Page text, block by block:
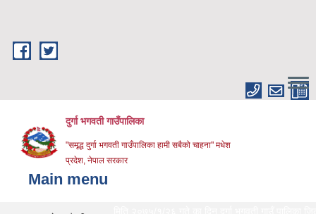
दुर्गा भगवती गाउँपालिका
"समृद्ध दुर्गा भगवती गाउँपालिका हामी सबैको चाहना" मधेश
प्रदेश, नेपाल सरकार
Main menu